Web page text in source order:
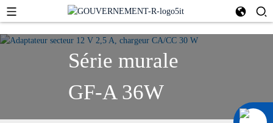
0086 13322920697
Série murale
GF-A 36W